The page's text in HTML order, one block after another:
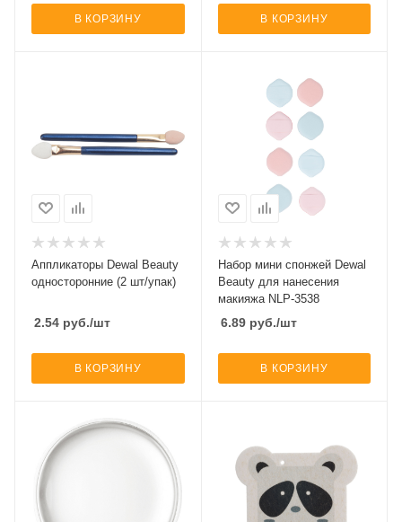
В КОРЗИНУ В КОРЗИНУ
Аппликаторы Dewal Beauty
односторонние (2 шт/упак)
2.54 руб./шт
В КОРЗИНУ
Набор мини спонжей Dewal
Beauty для нанесения
макияжа NLP-3538
6.89руб./шт
В КОРЗИНУ